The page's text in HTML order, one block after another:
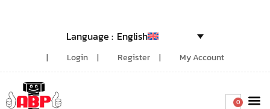
English
Login Register My Account
0